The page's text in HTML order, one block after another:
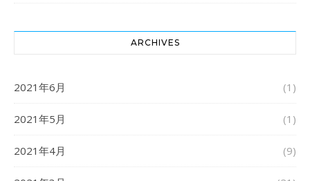
ARCHIVES
2021年6月 (1)
2021年5月 (1)
2021年4月 (9)